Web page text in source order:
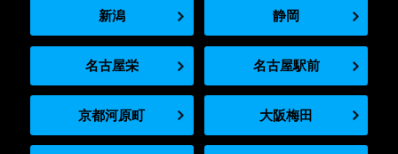
新潟 静岡
名古屋栄 名古屋駅前
京都河原町 大阪梅田